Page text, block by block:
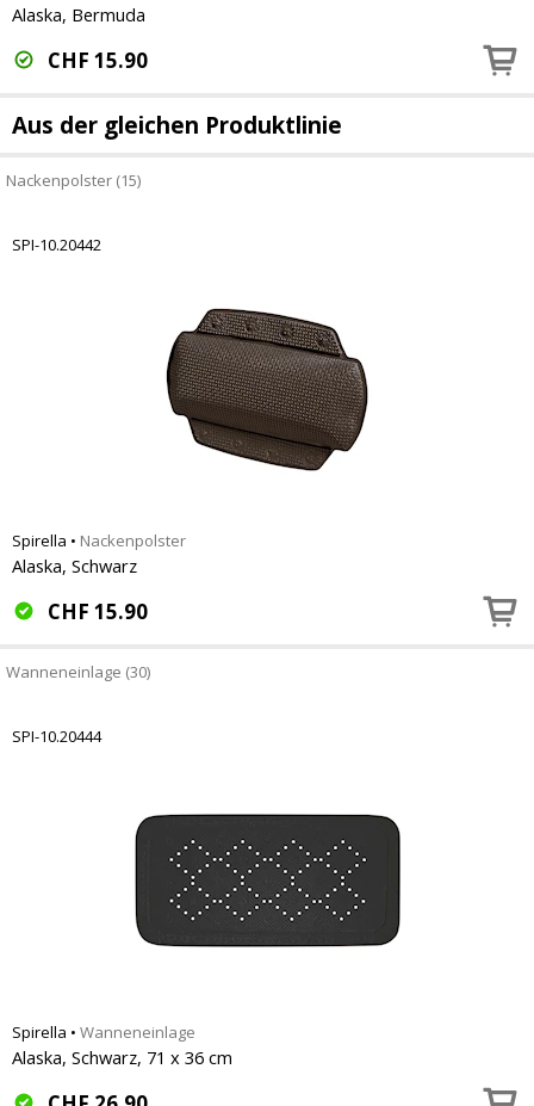
Alaska, Bermuda
CHF 15.90
Aus der gleichen Produktlinie
Nackenpolster (15)
SPI-10.20442
Spirella • Nackenpolster
Alaska, Schwarz
CHF 15.90
Wanneneinlage (30)
SPI-10.20444
Spirella • Wanneneinlage
Alaska, Schwarz, 71 x 36 cm